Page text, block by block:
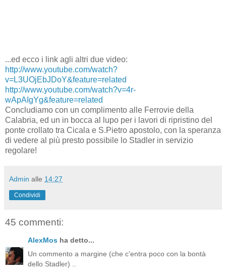
...ed ecco i link agli altri due video:
http://www.youtube.com/watch?
v=L3UOjEbJDoY&feature=related
http://www.youtube.com/watch?v=4r-
wApAIgYg&feature=related
Concludiamo con un complimento alle Ferrovie della
Calabria, ed un in bocca al lupo per i lavori di ripristino del
ponte crollato tra Cicala e S.Pietro apostolo, con la speranza
di vedere al più presto possibile lo Stadler in servizio
regolare!
Admin alle 14:27
Condividi
45 commenti:
AlexMos ha detto...
Un commento a margine (che c'entra poco con la bontà
dello Stadler) ..